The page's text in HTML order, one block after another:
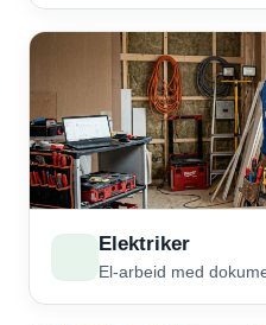
Elektriker
El-arbeid med